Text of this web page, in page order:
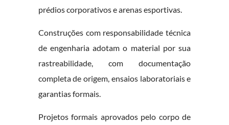
prédios corporativos e arenas esportivas.
Construções com responsabilidade técnica
de engenharia adotam o material por sua
rastreabilidade, com documentação
completa de origem, ensaios laboratoriais e
garantias formais.
Projetos formais aprovados pelo corpo de